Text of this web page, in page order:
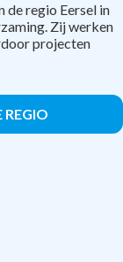
regio Eersel in
Zij werken
projecten
REGIO